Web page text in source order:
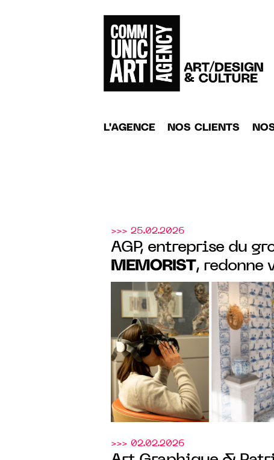
L'AGENCE NOS CLIENTS
>>> 25.02.2026
AGP, entreprise du
MEMORIST, redonne
virtuelle, aux
du château de
>>> 02.02.2026